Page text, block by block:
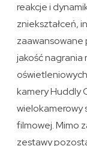
reakcje i
zniekształceń,
jakość nagrania
kamery Huddly
wielokamerowy
filmowej. Mimo
zestawy